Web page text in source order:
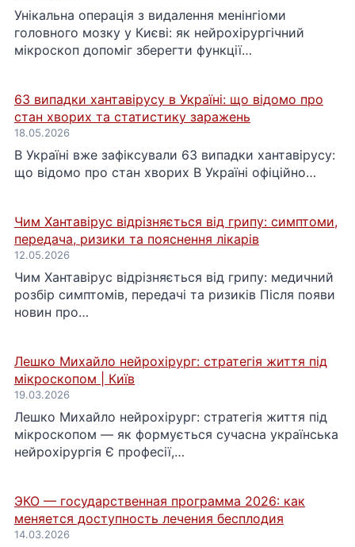
Унікальна операція з видалення менінгіоми
головного мозку у Києві: як нейрохірургічний
мікроскоп допоміг зберегти функції…
63 випадки хантавірусу в Україні: що відомо про
стан хворих та статистику заражень
18.05.2026
В Україні вже зафіксували 63 випадки хантавірусу:
що відомо про стан хворих В Україні офіційно…
Чим Хантавірус відрізняється від грипу: симптоми,
передача, ризики та пояснення лікарів
12.05.2026
Чим Хантавірус відрізняється від грипу: медичний
розбір симптомів, передачі та ризиків Після появи
новин про…
Лешко Михайло нейрохірург: стратегія життя під
мікроскопом | Київ
19.03.2026
Лешко Михайло нейрохірург: стратегія життя під
мікроскопом — як формується сучасна українська
нейрохірургія Є професії,…
ЭКО — государственная программа 2026: как
меняется доступность лечения бесплодия
14.03.2026